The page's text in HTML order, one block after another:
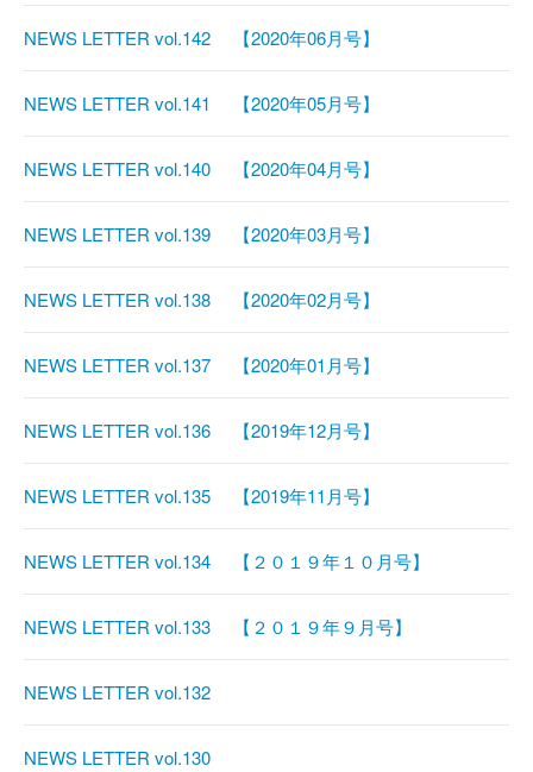
NEWS LETTER vol.142 【2020年06月号】
NEWS LETTER vol.141 【2020年05月号】
NEWS LETTER vol.140 【2020年04月号】
NEWS LETTER vol.139 【2020年03月号】
NEWS LETTER vol.138 【2020年02月号】
NEWS LETTER vol.137 【2020年01月号】
NEWS LETTER vol.136 【2019年12月号】
NEWS LETTER vol.135 【2019年11月号】
NEWS LETTER vol.134 【２０１９年１０月号】
NEWS LETTER vol.133 【２０１９年９月号】
NEWS LETTER vol.132
NEWS LETTER vol.130